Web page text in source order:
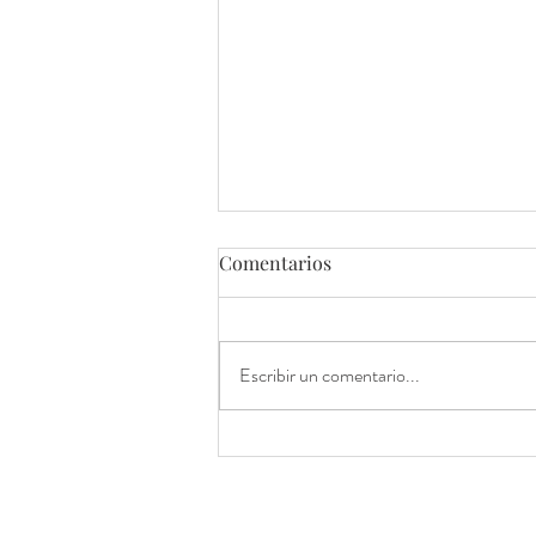
El Casino de Tolosa se
Comentarios
Escribir un comentario...